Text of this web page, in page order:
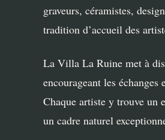
graveurs, céramistes,
tradition d’accueil des
La Villa La Ruine met à
encourageant les
Chaque artiste y trouve un
un cadre naturel